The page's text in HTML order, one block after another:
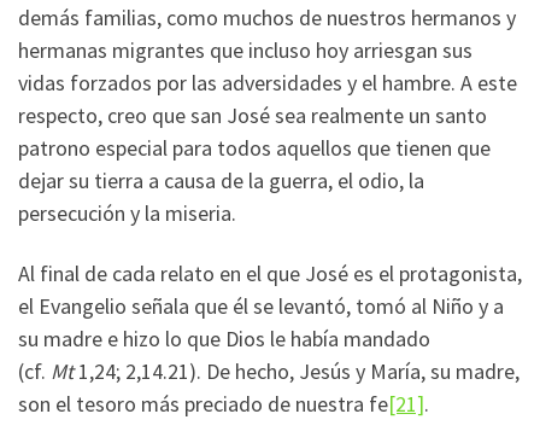
demás familias, como muchos de nuestros hermanos y
hermanas migrantes que incluso hoy arriesgan sus
vidas forzados por las adversidades y el hambre. A este
respecto, creo que san José sea realmente un santo
patrono especial para todos aquellos que tienen que
dejar su tierra a causa de la guerra, el odio, la
persecución y la miseria.
Al final de cada relato en el que José es el protagonista,
el Evangelio señala que él se levantó, tomó al Niño y a
su madre e hizo lo que Dios le había mandado
(cf. Mt1,24; 2,14.21). De hecho, Jesús y María, su madre,
son el tesoro más preciado de nuestra fe[21].